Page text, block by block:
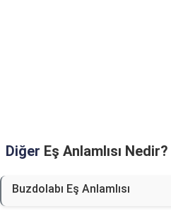
Diğer Eş Anlamlısı Nedir?
Buzdolabı Eş Anlamlısı